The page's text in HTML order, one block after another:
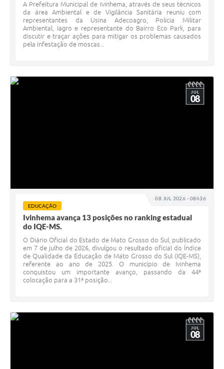
A Prefeitura Municipal de Ivinhema, através de seus técnicos
da área Ambiental e de Vigilância Sanitária reuniu com
representantes da Usina Adecoagro, Policia Militar
Ambiental, Iagro e representante do Bairro Eco Park, para
discutir e traçar ações para mitigar os problemas causados
pela infestação de moscas...
08 JUL 2026 - 08h36
JUL
08
EDUCAÇÃO
Ivinhema avança 13 posições no ranking estadual
do IQE-MS.
O Diário Oficial do Estado de Mato Grosso do Sul, publicado
em 7 de julho de 2026, divulgou o resultado oficial do Índice
de Qualidade da Educação de Mato Grosso do Sul (IQE-MS),
referente ao ano de 2025. O município de Ivinhema
conquistou um importante avanço, passando da 44ª
colocação para a 31ª posição...
JUL
08